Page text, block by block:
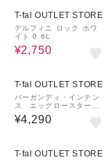
T-fal OUTLET STORE
デルフィニ ロック ホワ
イト 0.6L
¥2,750
T-fal OUTLET STORE
バーガンディ・インテン
ス エッグロースター
１２ｘ１８ｃｍ
¥4,290
T-fal OUTLET STORE